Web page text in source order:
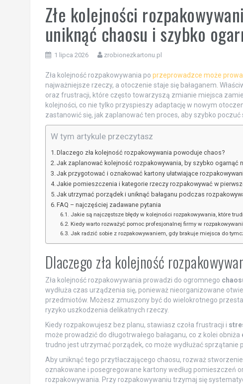
Złe kolejności
uniknąć chaosu i szybko
1 lipca 2026 zrobionezkartonu.pl
Zła kolejność rozpakowywania po przeprowadzce może
najważniejsze rzeczy, a otoczenie staje się bałaganem.
oraz frustracji, które często towarzyszą zmianie miejsca
kolejności, co nie tylko przyspieszy adaptację w nowym
zastanowić się, jak zaplanować ten proces, aby szybko
W tym artykule przeczytasz
Dlaczego zła kolejność rozpakowywania powoduje chaos?
Jak zaplanować kolejność rozpakowywania, by szybko ogarnąć
Jak przygotować i oznakować kartony ułatwiające
Jakie pomieszczenia i kategorie rzeczy rozpakowywać w
Jak utrzymać porządek i uniknąć bałaganu podczas
FAQ – najczęściej zadawane pytania
Jakie są najczęstsze błędy w kolejności rozpakowywania, które
Kiedy warto rozważyć pomoc profesjonalnej firmy w
Jak radzić sobie z rozpakowywaniem, gdy brakuje miejsca do
Dlaczego zła kolejność
Zła kolejność rozpakowywania prowadzi do ogromnego
wydłuża czas urządzenia się, ponieważ nieorganizowane
przedmiotów. Możesz zmuszony być do wielokrotnego
ryzyko uszkodzenia delikatnych rzeczy.
Kiedy rozpakowujesz bez planu, stawiasz czoła frustracji i
może prowadzić do długotrwałego bałaganu, co z kolei obniża
trudno jest utrzymać porządek, co może wydłużać sprzątanie
Aby uniknąć tego przytłaczającego chaosu, rozważ
oznakowane i posegregowane kartony według pomieszczeń
rozpakowywania. Przy rozpakowywaniu trzymaj się